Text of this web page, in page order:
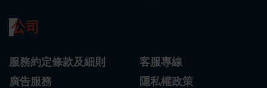
公司
服務約定條款及細則
客服專線
廣告服務
隱私權政策